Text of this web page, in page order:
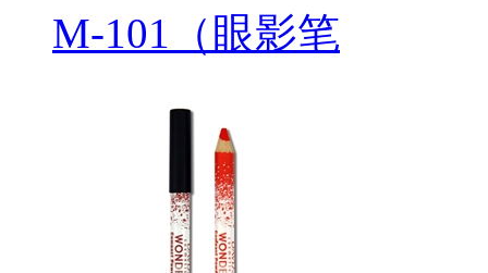
M-101（眼影笔